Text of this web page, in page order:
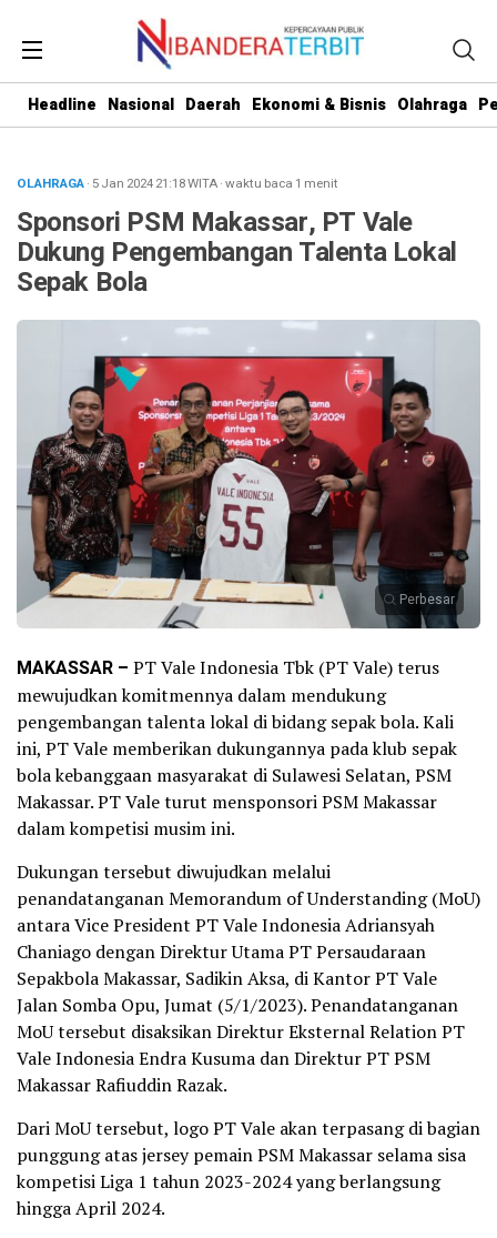
Headline Nasional Daerah Ekonomi & Bisnis Olahraga
OLAHRAGA· 5 Jan 202421:18WITA·waktu baca 1 menit
Sponsori PSM Makassar, PT Vale
Dukung Pengembangan Talenta Lokal
Sepak Bola
Perbesar
MAKASSAR – PT Vale Indonesia Tbk (PT Vale) terus
mewujudkan komitmennya dalam mendukung
pengembangan talenta lokal di bidang sepak bola. Kali
ini, PT Vale memberikan dukungannya pada klub sepak
bola kebanggaan masyarakat di Sulawesi Selatan, PSM
Makassar. PT Vale turut mensponsori PSM Makassar
dalam kompetisi musim ini.
Dukungan tersebut diwujudkan melalui
penandatanganan Memorandum of Understanding (MoU)
antara Vice President PT Vale Indonesia Adriansyah
Chaniago dengan Direktur Utama PT Persaudaraan
Sepakbola Makassar, Sadikin Aksa, di Kantor PT Vale
Jalan Somba Opu, Jumat (5/1/2023). Penandatanganan
MoU tersebut disaksikan Direktur Eksternal Relation PT
Vale Indonesia Endra Kusuma dan Direktur PT PSM
Makassar Rafiuddin Razak.
Dari MoU tersebut, logo PT Vale akan terpasang di bagian
punggung atas jersey pemain PSM Makassar selama sisa
kompetisi Liga 1 tahun 2023-2024 yang berlangsung
hingga April 2024.